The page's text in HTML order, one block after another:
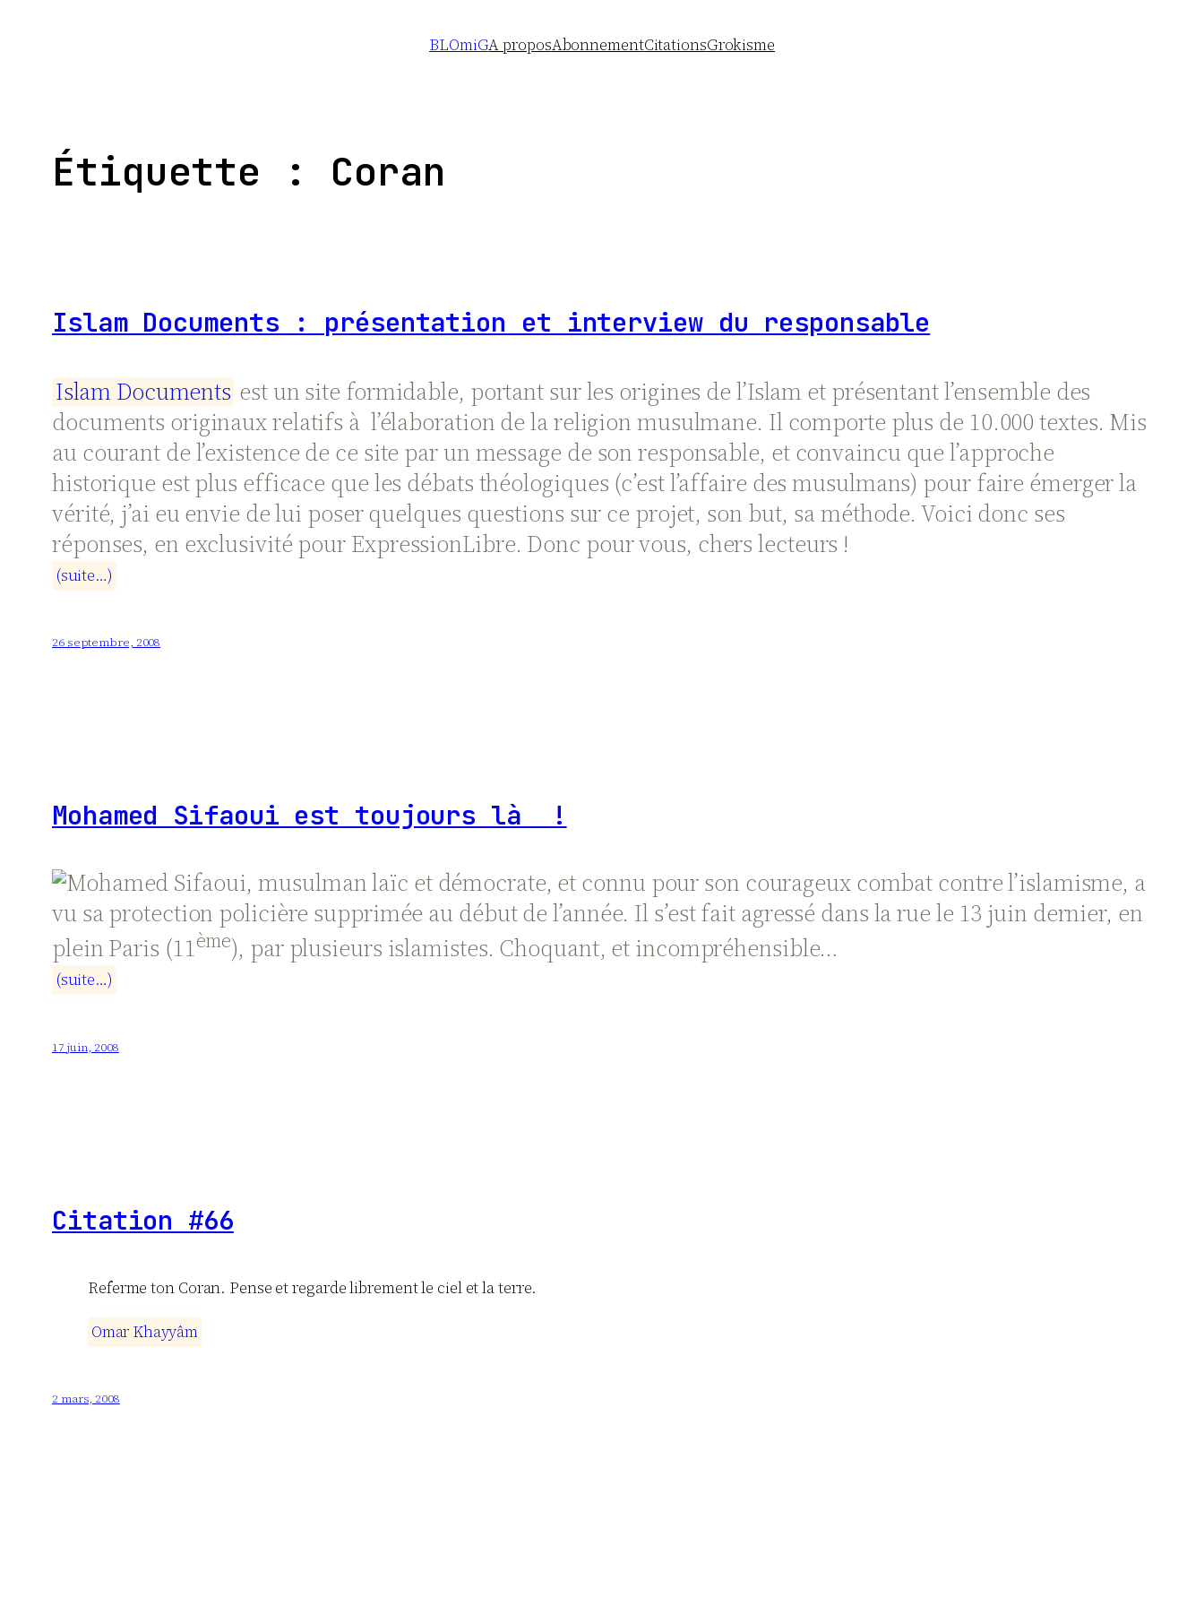
BLOmiGA proposAbonnementCitationsGrokisme
Étiquette : Coran
Islam Documents : présentation et interview du responsable
Islam Documents est un site formidable, portant sur les origines de l’Islam et présentant l’ensemble des
documents originaux relatifs à l’élaboration de la religion musulmane. Il comporte plus de 10.000 textes. Mis
au courant de l’existence de ce site par un message de son responsable, et convaincu que l’approche
historique est plus efficace que les débats théologiques (c’est l’affaire des musulmans) pour faire émerger la
vérité, j’ai eu envie de lui poser quelques questions sur ce projet, son but, sa méthode. Voici donc ses
réponses, en exclusivité pourExpressionLibre. Donc pour vous, chers lecteurs !
(suite…)
26 septembre, 2008
Mohamed Sifaoui est toujours là !
Mohamed Sifaoui, musulman laïc et démocrate, et connu pour son courageux combat contre l’islamisme, a
vu sa protection policière supprimée au début de l’année. Il s’est fait agressé dans la rue le 13 juin dernier, en
plein Paris (11ème), par plusieurs islamistes. Choquant, et incompréhensible…
(suite…)
17 juin, 2008
Citation #66
Referme ton Coran. Pense et regarde librement le ciel et la terre.
Omar Khayyâm
2 mars, 2008